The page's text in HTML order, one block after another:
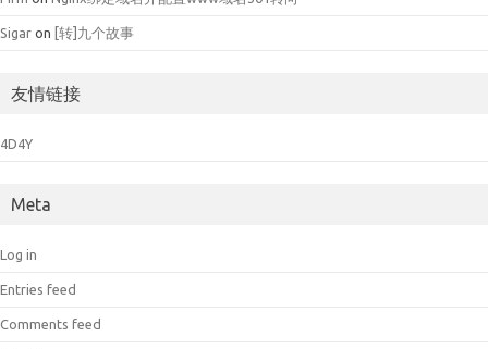
Sigar on [转]九个故事
友情链接
4D4Y
Meta
Log in
Entries feed
Comments feed